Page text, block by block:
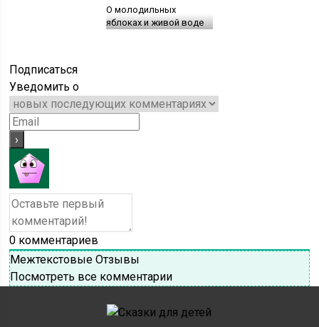
О молодильных
яблоках и живой воде
Подписаться
Уведомить о
0 комментариев
Межтекстовые Отзывы
Посмотреть все комментарии